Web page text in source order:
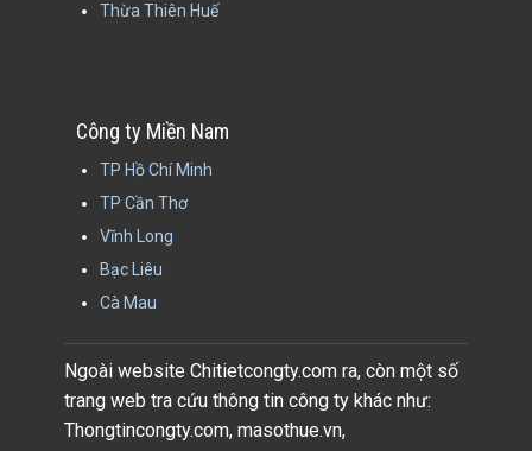
Thừa Thiên Huế
Công ty Miền Nam
TP Hồ Chí Minh
TP Cần Thơ
Vĩnh Long
Bạc Liêu
Cà Mau
Ngoài website Chitietcongty.com ra, còn một số
trang web tra cứu thông tin công ty khác như:
Thongtincongty.com, masothue.vn,